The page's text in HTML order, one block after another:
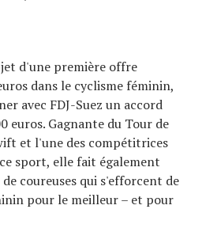
d'une première offre
dans le cyclisme féminin,
avec FDJ-Suez un accord
euros. Gagnante du Tour de
et l'une des compétitrices
sport, elle fait également
coureuses qui s'efforcent de
pour le meilleur – et pour